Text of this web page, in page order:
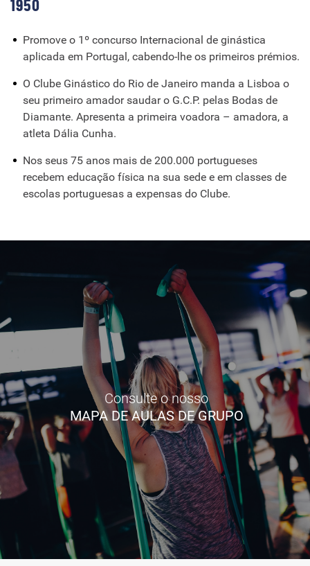
1950
Promove o 1º concurso Internacional de ginástica
aplicada em Portugal, cabendo-lhe os primeiros prémios.
O Clube Ginástico do Rio de Janeiro manda a Lisboa o
seu primeiro amador saudar o G.C.P. pelas Bodas de
Diamante. Apresenta a primeira voadora – amadora, a
atleta Dália Cunha.
Nos seus 75 anos mais de 200.000 portugueses
recebem educação física na sua sede e em classes de
escolas portuguesas a expensas do Clube.
Consulte o nosso
MAPA DE AULAS DE GRUPO